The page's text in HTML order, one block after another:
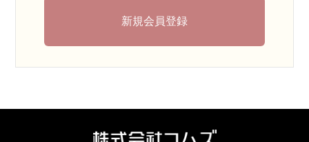
新規会員登録